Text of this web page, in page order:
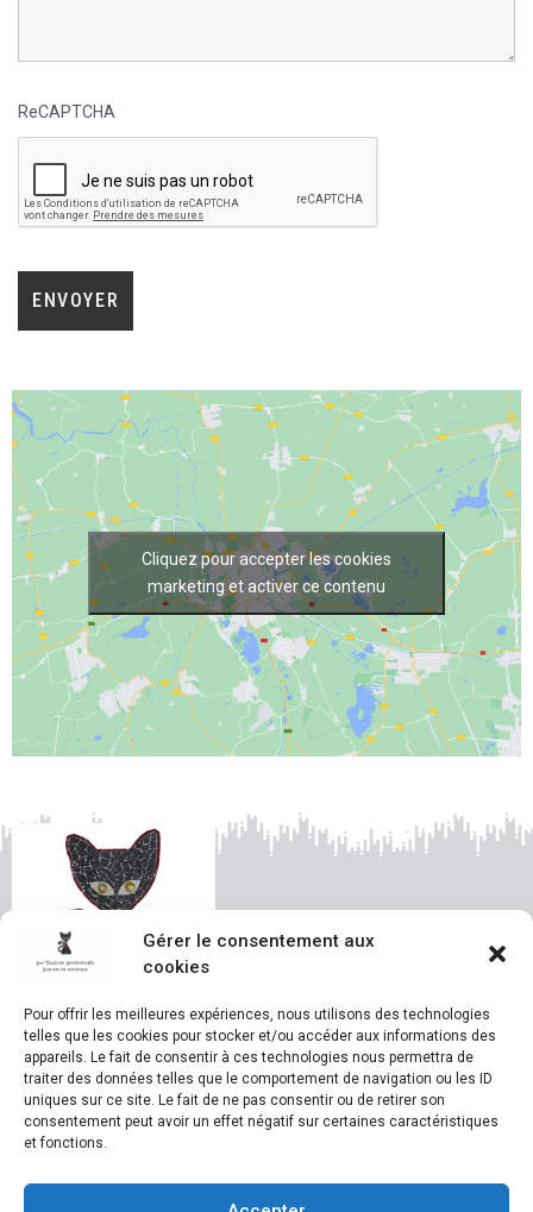
Gérer le consentement aux
cookies
Pour offrir les meilleures expériences, nous utilisons des technologies
telles que les cookies pour stocker et/ou accéder aux informations des
appareils. Le fait de consentir à ces technologies nous permettra de
traiter des données telles que le comportement de navigation ou les ID
uniques sur ce site. Le fait de ne pas consentir ou de retirer son
consentement peut avoir un effet négatif sur certaines caractéristiques
et fonctions.
ReCAPTCHA
Cliquez pour accepter les cookies
marketing et activer ce contenu
© Aux Tesselles Apprivoisées – Emilie Cannas
Construction et design du site Christine Beroud
Politique de confidentialité du site